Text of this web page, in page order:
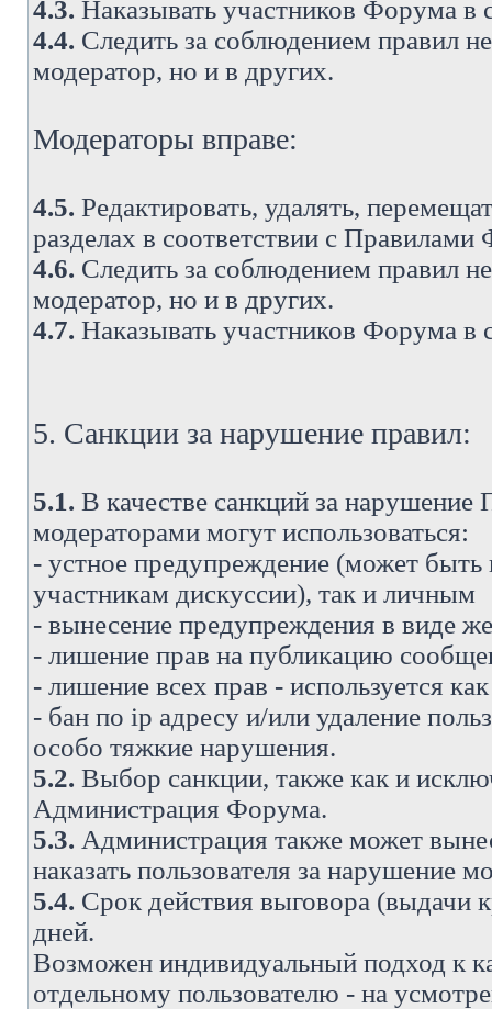
4.3. Наказывать участников Форума
4.4. Следить за соблюдением правил
модератор, но и в других.
Модераторы вправе:
4.5. Редактировать, удалять,
разделах в соответствии с
4.6. Следить за соблюдением правил
модератор, но и в других.
4.7. Наказывать участников Форума
5. Санкции за нарушение правил:
5.1. В качестве санкций за
модераторами могут использоваться:
- устное предупреждение (может
участникам дискуссии), так и личным
- вынесение предупреждения в виде
- лишение прав на публикацию
- лишение всех прав - используется
- бан по ip адресу и/или удаление
особо тяжкие нарушения.
5.2. Выбор санкции, также как и
Администрация Форума.
5.3. Администрация также может
наказать пользователя за
5.4. Срок действия выговора (выдачи
дней.
Возможен индивидуальный подход к
отдельному пользователю - на